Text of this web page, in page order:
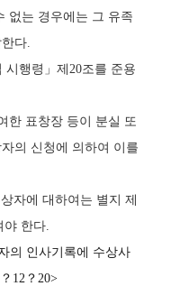
없는 경우에는 그 유족
다.
시행령 」제20조를 준용
한 표창장 등이 분실 또
의 신청에 의하여 이를
자에 대하여는 별지 제
야 한다.
의 인사기록에 수상사
？ 12？ 20>